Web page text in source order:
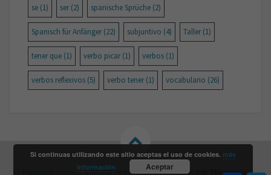
se (1) ser(2) spanische Sprüche (2)
Spanisch für Anfänger(22) subjuntivo (4) Taller(1)
tener que (1) verbo picar(1) verbos (1)
verbos reflexivos (5) verbo tener(1) vocabulario (26)
Funciona gracias a WordPress|Tema:Amadeus por Themeisle.
Si continuas utilizando este sitio aceptas el uso de cookies. más
información
Aceptar